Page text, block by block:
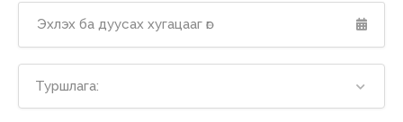
Туршлага: